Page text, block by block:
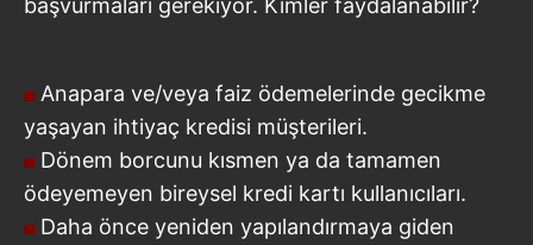
Anapara ve/veya faiz ödemelerinde gecikme
yaşayan ihtiyaç kredisi müşterileri.
Dönem borcunu kısmen ya da tamamen
ödeyemeyen bireysel kredi kartı kullanıcıları.
Daha önce yeniden yapılandırmaya giden